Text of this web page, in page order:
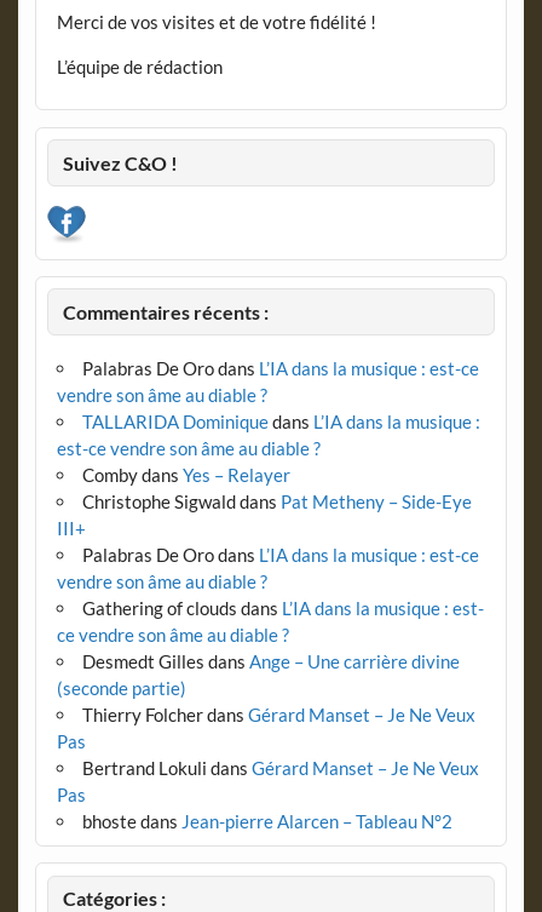
Merci de vos visites et de votre fidélité !
L’équipe de rédaction
Suivez C&O !
Commentaires récents :
Palabras De Orodans L’IA dans la musique : est-ce
vendre son âme au diable ?
TALLARIDA Dominiquedans L’IA dans la musique :
est-ce vendre son âme au diable ?
Combydans Yes – Relayer
Christophe Sigwalddans Pat Metheny – Side-Eye
III+
Palabras De Orodans L’IA dans la musique : est-ce
vendre son âme au diable ?
Gathering of clouds dans L’IA dans la musique : est-
ce vendre son âme au diable ?
Desmedt Gilles dans Ange – Une carrière divine
(seconde partie)
Thierry Folcherdans Gérard Manset – Je Ne Veux
Pas
Bertrand Lokuli dans Gérard Manset – Je Ne Veux
Pas
bhostedans Jean-pierre Alarcen – Tableau N°2
Catégories :